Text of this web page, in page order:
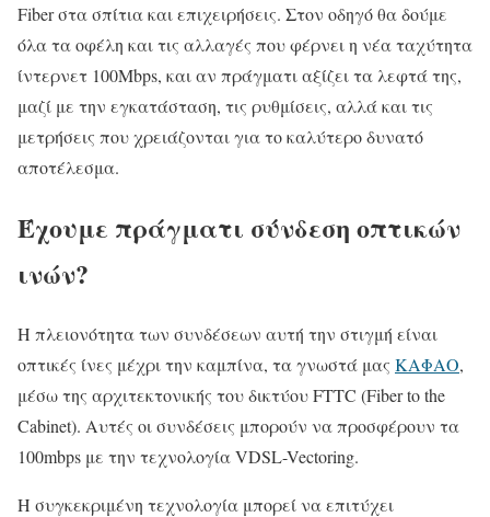
Fiber στα σπίτια και επιχειρήσεις. Στον οδηγό θα δούμε
όλα τα οφέλη και τις αλλαγές που φέρνει η νέα ταχύτητα
ίντερνετ 100Mbps, και αν πράγματι αξίζει τα λεφτά της,
μαζί με την εγκατάσταση, τις ρυθμίσεις, αλλά και τις
μετρήσεις που χρειάζονται για το καλύτερο δυνατό
αποτέλεσμα.
Έχουμε πράγματι σύνδεση οπτικών
ινών?
Η πλειονότητα των συνδέσεων αυτή την στιγμή είναι
οπτικές ίνες μέχρι την καμπίνα, τα γνωστά μας ΚΑΦΑΟ,
μέσω της αρχιτεκτονικής του δικτύου FTTC (Fiber to the
Cabinet). Αυτές οι συνδέσεις μπορούν να προσφέρουν τα
100mbps με την τεχνολογία VDSL-Vectoring.
Η συγκεκριμένη τεχνολογία μπορεί να επιτύχει